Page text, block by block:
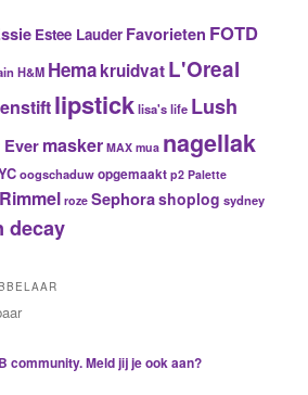
Estee Lauder Favorieten FOTD
H&M HemakruidvatL'Oreal
lipsticklisa's life Lush
Evermasker MAX mua nagellak
oogschaduwopgemaakt p2 Palette
Rimmel roze Sephorashoplog sydney
decay